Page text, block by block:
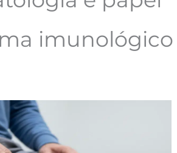
imunológico